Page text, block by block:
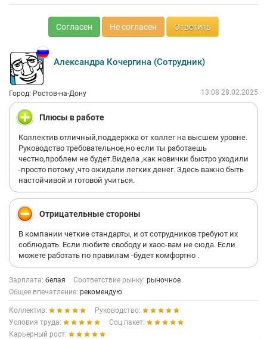
Согласен Не согласен Ответить
Александра Кочергина (Сотрудник)
Город: Ростов-на-Дону 13:08 28.02.2025
Плюсы в работе
Коллектив отличный,поддержка от коллег на высшем уровне.
Руководство требовательное,но если ты работаешь
честно,проблем не будет.Видела ,как новички быстро уходили
-просто потому ,что ожидали легких денег. Здесь важно быть
настойчивой и готовой учиться.
Отрицательные стороны
В компании четкие стандарты, и от сотрудников требуют их
соблюдать. Если любите свободу и хаос-вам не сюда. Если
можете работать по правилам -будет комфортно .
Зарплата: белая Соответствие рынку: рыночное
Общее впечатление: рекомендую
Коллектив:
Руководство:
Условия труда:
Соц.пакет:
Карьерный рост: